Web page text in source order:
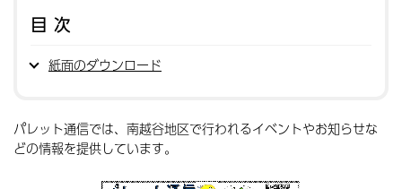
目次
紙面のダウンロード
パレット通信では、南越谷地区で行われるイベントやお知らせな
どの情報を提供しています。